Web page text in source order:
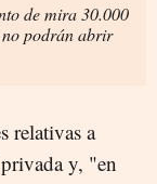
de mira 30.000
no podrán abrir
relativas a
y, "en